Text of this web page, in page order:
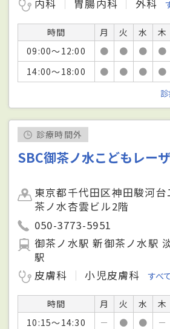
内科 胃腸内科 外科
時間 月 火 水 木
09:00～12:00
● ● ● ●
14:00～18:00
● ● ● ●
診療時間外
SBC御茶ノ水こどもレー
東京都千代田区神田駿河
茶ノ水杏雲ビル2階
050-3773-5951
御茶ノ水駅 新御茶ノ水駅
駅
皮膚科
小児皮膚科 すべ
時間 月 火 水 木
10:15～14:30
－ ● ● －